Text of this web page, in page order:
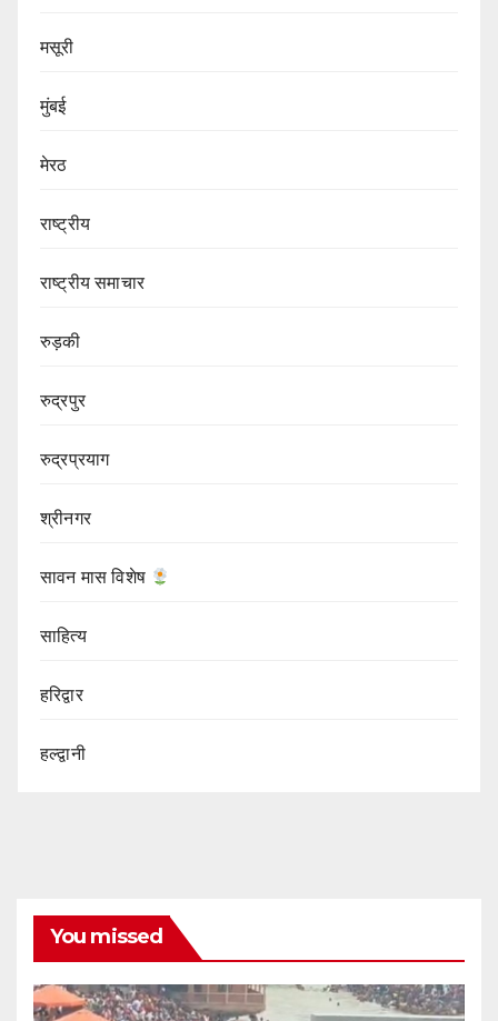
मसूरी
मुंबई
मेरठ
राष्ट्रीय
राष्ट्रीय समाचार
रुड़की
रुद्रपुर
रुद्रप्रयाग
श्रीनगर
सावन मास विशेष
साहित्य
हरिद्वार
हल्द्वानी
You missed